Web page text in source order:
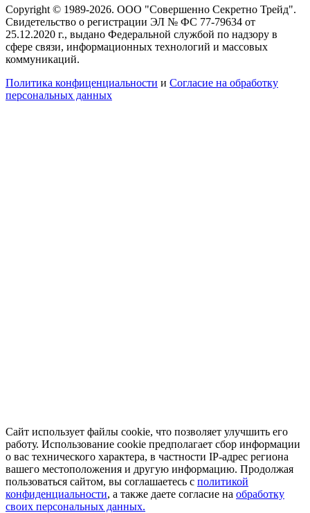
Copyright © 1989-2026. ООО "Совершенно Секретно Трейд".
Свидетельство о регистрации ЭЛ № ФС 77-79634 от
25.12.2020 г., выдано Федеральной службой по надзору в
сфере связи, информационных технологий и массовых
коммуникаций.
Политика конфиценциальности и Согласие на обработку
персональных данных
Сайт использует файлы cookie, что позволяет улучшить его
работу. Использование cookie предполагает сбор информации
о вас технического характера, в частности IP-адрес региона
вашего местоположения и другую информацию. Продолжая
пользоваться сайтом, вы соглашаетесь с политикой
конфиденциальности, а также даете согласие на обработку
своих персональных данных.